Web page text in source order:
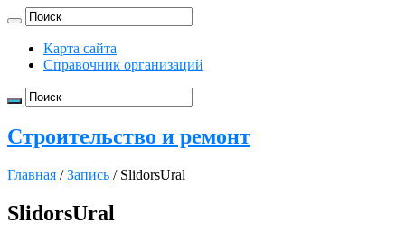
Карта сайта
Справочник организаций
Строительство и ремонт
Главная / Запись / SlidorsUral
SlidorsUral